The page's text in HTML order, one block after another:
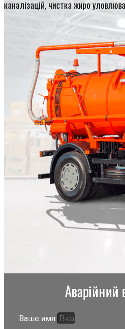
каналізацій, чистка жиро
Аварійний
Ваше имя